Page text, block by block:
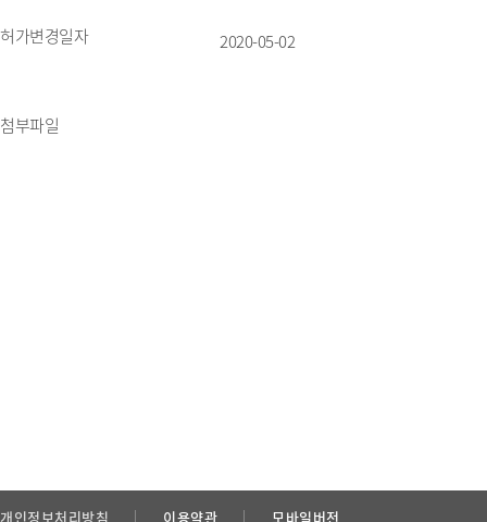
허가변경일자 2020-05-02
첨부파일
개인정보처리방침 이용약관 모바일버전